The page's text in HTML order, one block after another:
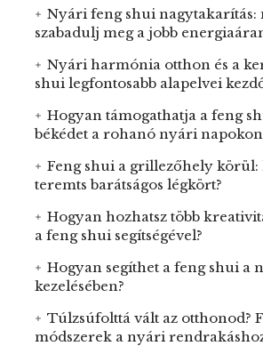
Nyári feng shui nagytakarítás:
szabadulj meg a jobb
Nyári harmónia otthon és a
shui legfontosabb alapelvei
Hogyan támogathatja a feng
békédet a rohanó nyári
Feng shui a grillezőhely körül:
teremts barátságos légkört?
Hogyan hozhatsz több
a feng shui segítségével?
Hogyan segíthet a feng shui a
kezelésében?
Túlzsúfolttá vált az otthonod?
módszerek a nyári